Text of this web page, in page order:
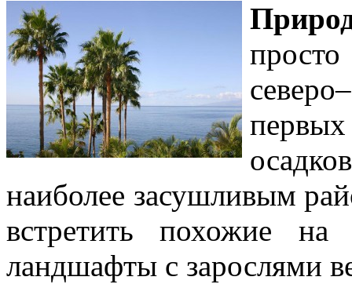
наиболее засушливым
встретить похожие на
ландшафты с зарослями